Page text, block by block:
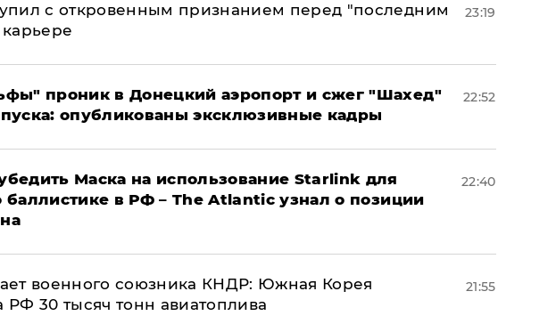
с откровенным признанием перед "последним
23:19
проник в Донецкий аэропорт и сжег "Шахед"
опубликованы эксклюзивные кадры
22:52
Маска на использование Starlink для
баллистике в РФ – The Atlantic узнал о позиции
22:40
военного союзника КНДР: Южная Корея
РФ 30 тысяч тонн авиатоплива
21:55